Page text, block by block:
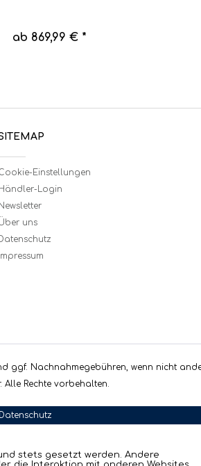
ab 869,99 € *
Einstellungen
Login
uns
Datenschutz
Impressum
ggf. Nachnahmegebühren, wenn nicht
Rechte vorbehalten.
Datenschutz
stets gesetzt werden. Andere